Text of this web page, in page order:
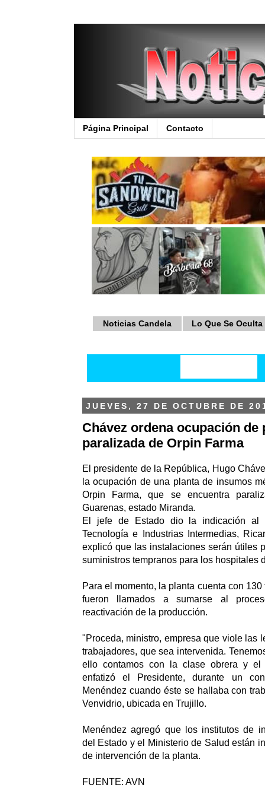
Página Principal Contacto
Noticias Candela Lo Que Se Oculta
JUEVES, 27 DE OCTUBRE DE
Chávez ordena ocupación de
paralizada de Orpin Farma
El presidente de la República, Hugo
la ocupación de una planta de insumos
Orpin Farma, que se encuentra
Guarenas, estado Miranda.
El jefe de Estado dio la indicación al
Tecnología e Industrias Intermedias,
explicó que las instalaciones serán útiles
suministros tempranos para los hospitales
Para el momento, la planta cuenta con
fueron llamados a sumarse al
reactivación de la producción.
"Proceda, ministro, empresa que viole las
trabajadores, que sea intervenida.
ello contamos con la clase obrera y el
enfatizó el Presidente, durante un
Menéndez cuando éste se hallaba con
Venvidrio, ubicada en Trujillo.
Menéndez agregó que los institutos de
del Estado y el Ministerio de Salud están
de intervención de la planta.
FUENTE: AVN